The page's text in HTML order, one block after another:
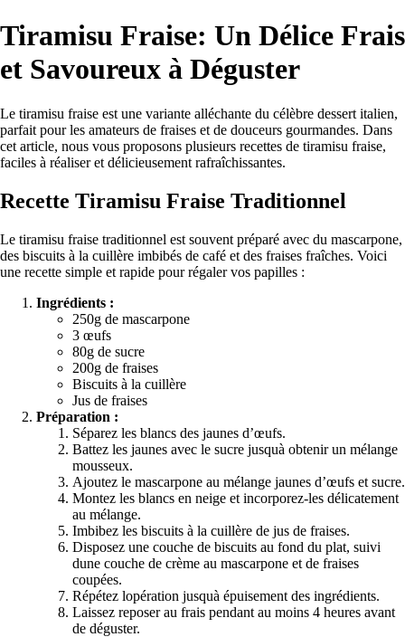
Tiramisu Fraise: Un Délice Frais
et Savoureux à Déguster
Le tiramisu fraise est une variante alléchante du célèbre dessert italien,
parfait pour les amateurs de fraises et de douceurs gourmandes. Dans
cet article, nous vous proposons plusieurs recettes de tiramisu fraise,
faciles à réaliser et délicieusement rafraîchissantes.
Recette Tiramisu Fraise Traditionnel
Le tiramisu fraise traditionnel est souvent préparé avec du mascarpone,
des biscuits à la cuillère imbibés de café et des fraises fraîches. Voici
une recette simple et rapide pour régaler vos papilles :
Ingrédients :
250g de mascarpone
3 œufs
80g de sucre
200g de fraises
Biscuits à la cuillère
Jus de fraises
Préparation :
Séparez les blancs des jaunes d’œufs.
Battez les jaunes avec le sucre jusquà obtenir un mélange
mousseux.
Ajoutez le mascarpone au mélange jaunes d’œufs et sucre.
Montez les blancs en neige et incorporez-les délicatement
au mélange.
Imbibez les biscuits à la cuillère de jus de fraises.
Disposez une couche de biscuits au fond du plat, suivi
dune couche de crème au mascarpone et de fraises
coupées.
Répétez lopération jusquà épuisement des ingrédients.
Laissez reposer au frais pendant au moins 4 heures avant
de déguster.